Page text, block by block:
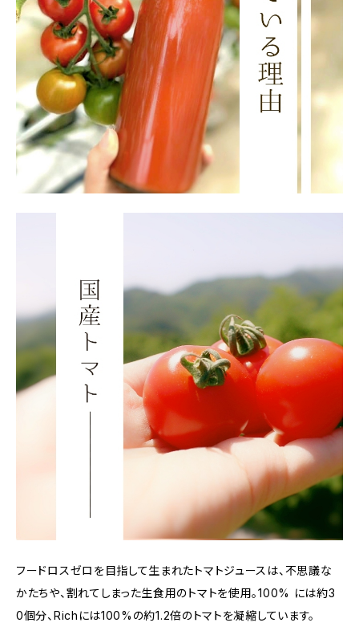
フードロスゼロを目指して生まれたトマトジュースは、不思議な
かたちや、割れてしまった生食用のトマトを使用。100% には約3
0個分、Richには100%の約1.2倍のトマトを凝縮しています。